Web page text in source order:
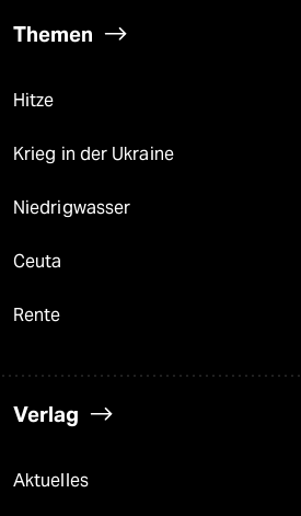
Themen
Hitze
Krieg in der Ukraine
Niedrigwasser
Ceuta
Rente
Verlag
Aktuelles